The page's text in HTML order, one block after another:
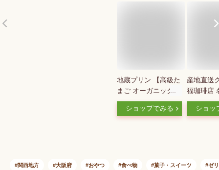
地蔵プリン 【高級た
まご オーガニック
メープルシロップ使
用】8個セット 洋菓
タイン 生菓子 プリ
ショップでみる
産地直送
福珈琲店
セット【
イーツギ
ショッ
関西地方 大阪府 おやつ 食べ物 菓子・スイーツ ゼ